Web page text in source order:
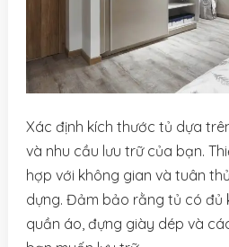
Xác định kích thước tủ dựa
và nhu cầu lưu trữ của bạn.
hợp với không gian và tuân
dựng. Đảm bảo rằng tủ có đủ
quần áo, đựng giày dép và